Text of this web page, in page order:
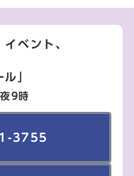
ベント、
」
9時
3755